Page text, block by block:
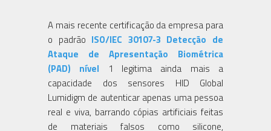
A mais recente certificação da empresa para
o padrão ISO/IEC 30107-3 Detecção de
Ataque de Apresentação Biométrica
(PAD) nível
1 legitima ainda mais a
capacidade dos sensores HID Global
Lumidigm de autenticar apenas uma pessoa
real e viva, barrando cópias artificiais feitas
de materiais falsos como silicone,